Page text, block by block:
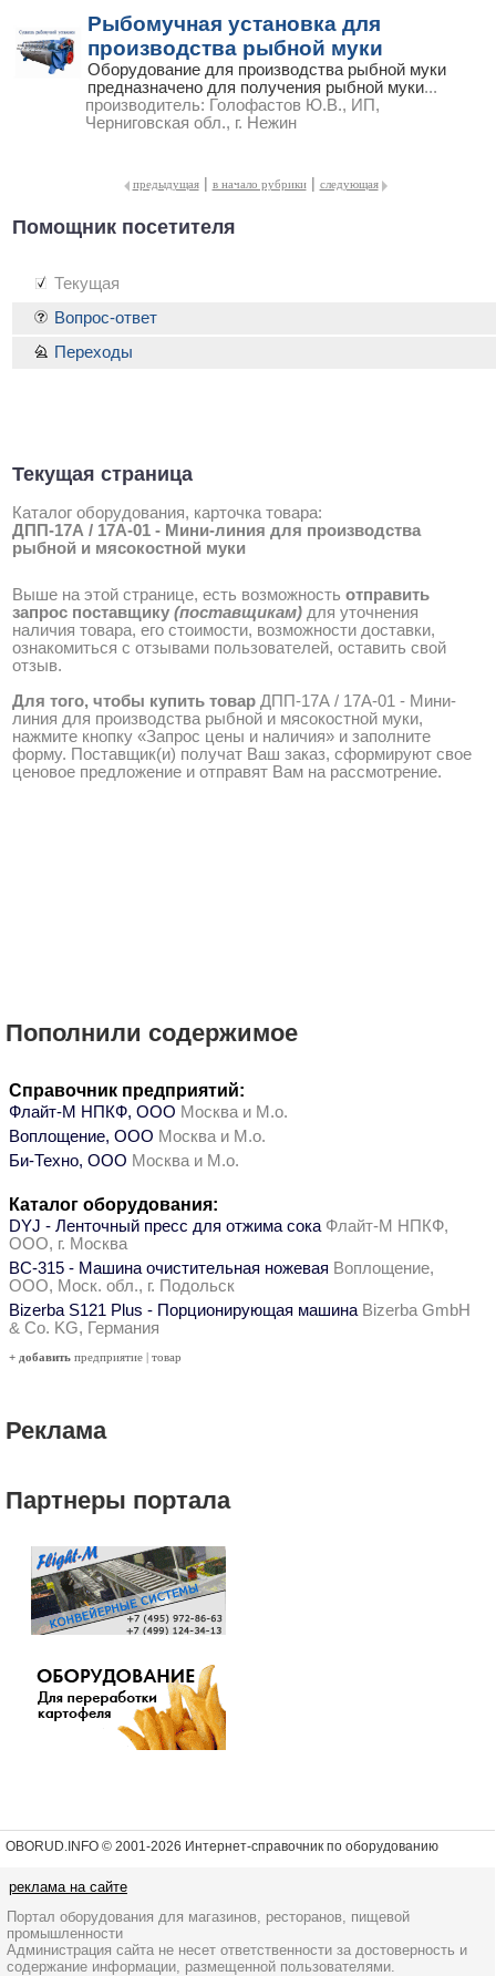
Рыбомучная установка для
производства рыбной муки
Оборудование для производства рыбной муки
предназначено для получения рыбной муки...
производитель: Голофастов Ю.В., ИП,
Черниговская обл., г. Нежин
предыдущая | в начало рубрики | следующая
Помощник посетителя
Текущая
Текущая страница
Каталог оборудования, карточка товара:
ДПП-17А / 17А-01 - Мини-линия для производства
рыбной и мясокостной муки
Выше на этой странице, есть возможность отправить
запрос поставщику (поставщикам) для уточнения
наличия товара, его стоимости, возможности доставки,
ознакомиться с отзывами пользователей, оставить свой
отзыв.
Для того, чтобы купить товар ДПП-17А / 17А-01 - Мини-
линия для производства рыбной и мясокостной муки,
нажмите кнопку «Запрос цены и наличия» и заполните
форму. Поставщик(и) получат Ваш заказ, сформируют свое
ценовое предложение и отправят Вам на рассмотрение.
Вопрос-ответ
Переходы
Пополнили содержимое
Справочник предприятий:
Флайт-М НПКФ, ООО Москва и М.о.
Воплощение, ООО Москва и М.о.
Би-Техно, ООО Москва и М.о.
Каталог оборудования:
DYJ - Ленточный пресс для отжима сока Флайт-М НПКФ,
ООО, г. Москва
ВС-315 - Машина очистительная ножевая Воплощение,
ООО, Моск. обл., г. Подольск
Bizerba S121 Plus - Порционирующая машина Bizerba GmbH
& Co. KG, Германия
+ добавить предприятие | товар
Реклама
Партнеры портала
OBORUD.INFO © 2001-2026 Интернет-справочник по оборудованию
реклама на сайте
Портал оборудования для магазинов, ресторанов, пищевой
промышленности
Администрация сайта не несет ответственности за достоверность и
содержание информации, размещенной пользователями.